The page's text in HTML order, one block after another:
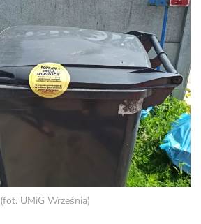
(fot. UMiG Września)